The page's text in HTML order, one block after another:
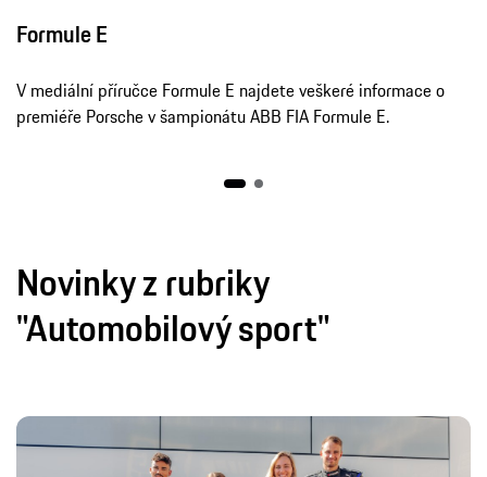
Formule E
V mediální příručce Formule E najdete veškeré informace o
premiéře Porsche v šampionátu ABB FIA Formule E.
Novinky z rubriky
"Automobilový sport"